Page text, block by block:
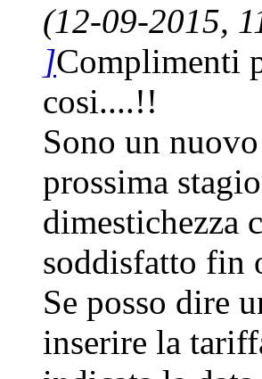
(12-09-2015,
]Complimenti
cosi....!!
Sono un
prossima
dimestichezza
soddisfatto fin
Se posso dire
inserire la